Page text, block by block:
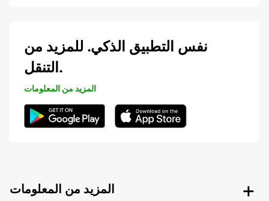
نفس التطبيق الذكي. للمزيد من
التنقل.
المزيد من المعلومات
المزيد من المعلومات